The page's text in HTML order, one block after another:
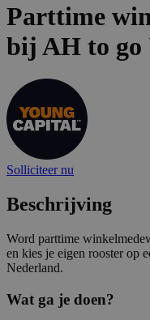
Parttime
bij AH to go
Solliciteer nu
Beschrijving
Word parttime
en kies je eigen rooster op
Nederland.
Wat ga je doen?